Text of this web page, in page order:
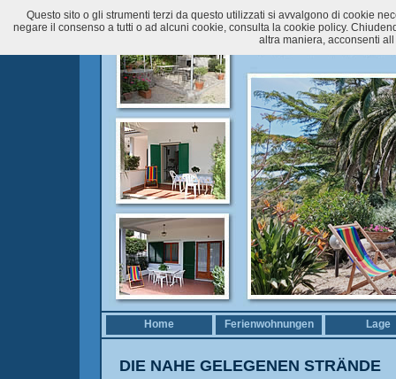
Home Ferienwohnungen Lage
DIE NAHE GELEGENEN STRÄNDE
Questo sito o gli strumenti terzi da questo utilizzati si avvalgono di cookie
negare il consenso a tutti o ad alcuni cookie, consulta la cookie policy.
altra maniera, acconsenti